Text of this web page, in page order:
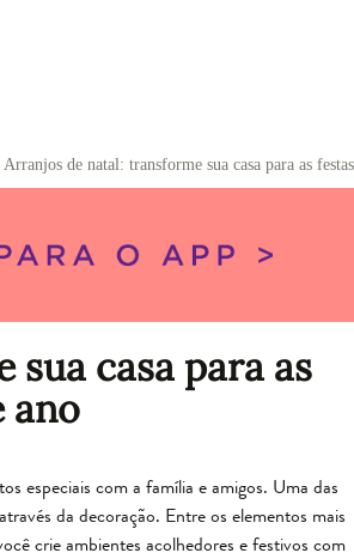
Arranjos de natal: transforme sua casa para as
casa para as
ano
especiais com a família e amigos. Uma das
da decoração. Entre os elementos mais
crie ambientes acolhedores e festivos com